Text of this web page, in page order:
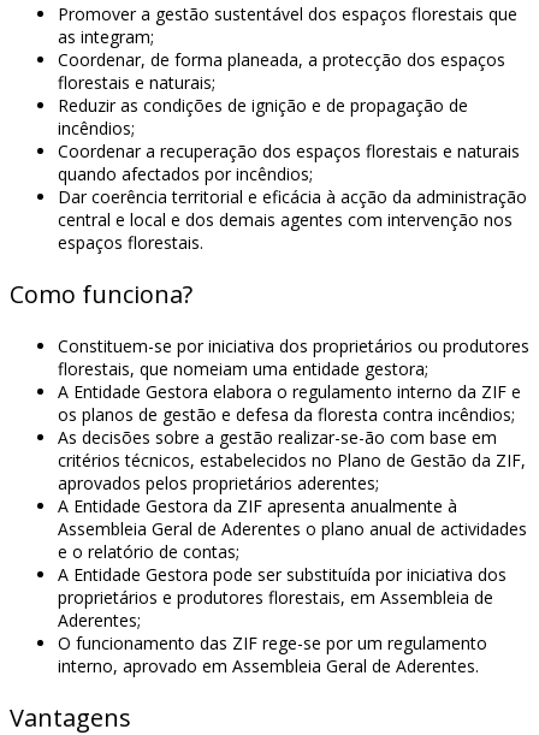
Promover a gestão sustentável dos espaços florestais que
as integram;
Coordenar, de forma planeada, a protecção dos espaços
florestais e naturais;
Reduzir as condições de ignição e de propagação de
incêndios;
Coordenar a recuperação dos espaços florestais e naturais
quando afectados por incêndios;
Dar coerência territorial e eficácia à acção da administração
central e local e dos demais agentes com intervenção nos
espaços florestais.
Como funciona?
Constituem-se por iniciativa dos proprietários ou produtores
florestais, que nomeiam uma entidade gestora;
A Entidade Gestora elabora o regulamento interno da ZIF e
os planos de gestão e defesa da floresta contra incêndios;
As decisões sobre a gestão realizar-se-ão com base em
critérios técnicos, estabelecidos no Plano de Gestão da ZIF,
aprovados pelos proprietários aderentes;
A Entidade Gestora da ZIF apresenta anualmente à
Assembleia Geral de Aderentes o plano anual de actividades
e o relatório de contas;
A Entidade Gestora pode ser substituída por iniciativa dos
proprietários e produtores florestais, em Assembleia de
Aderentes;
O funcionamento das ZIF rege-se por um regulamento
interno, aprovado em Assembleia Geral de Aderentes.
Vantagens